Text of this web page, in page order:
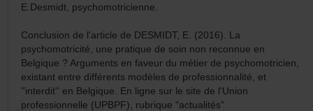
E.Desmidt, psychomotricienne.
Conclusion de l'article de DESMIDT, E. (2016). La
psychomotricité, une pratique de soin non reconnue en
Belgique ? Arguments en faveur du métier de psychomotricien,
existant entre différents modèles de professionnalité, et
''interdit'' en Belgique. En ligne sur le site de l'Union
professionnelle (UPBPF), rubrique "actualités"